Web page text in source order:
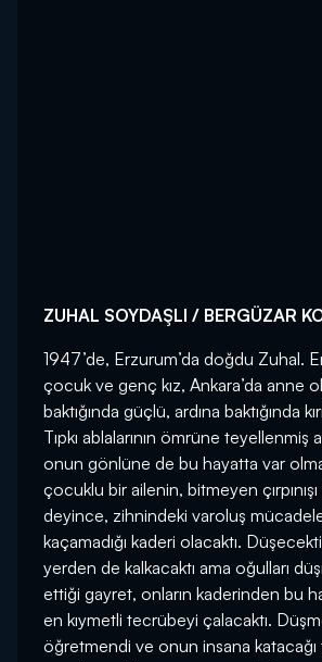
ZUHAL SOYDAŞLI / BERGÜZAR
1947’de, Erzurum’da doğdu Zuhal.
çocuk ve genç kız, Ankara’da anne
baktığında güçlü, ardına baktığında
Tıpkı ablalarının ömrüne teyellenmiş
onun gönlüne de bu hayatta var
çocuklu bir ailenin, bitmeyen çırpınışı
deyince, zihnindeki varoluş
kaçamadığı kaderi olacaktı.
yerden de kalkacaktı ama oğulları
ettiği gayret, onların kaderinden bu
en kıymetli tecrübeyi çalacaktı.
öğretmendi ve onun insana